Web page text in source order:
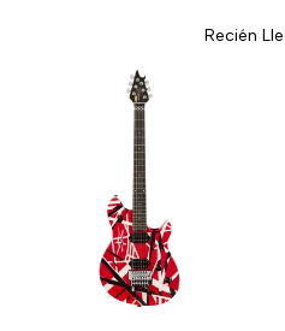
Recién